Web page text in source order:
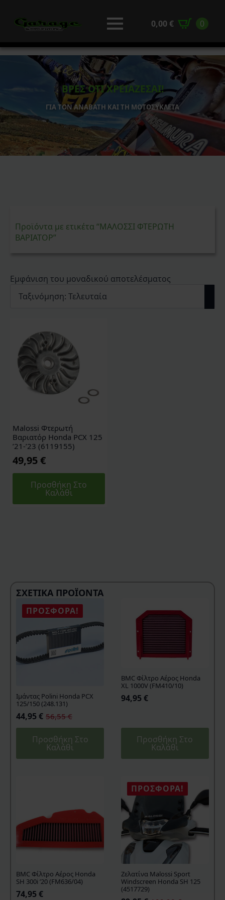
0,00 € 0
ΒΡΕΣ ΟΤΙ ΧΡΕΙΑΖΕΣΑΙ!
ΓΙΑ ΤΟΝ ΑΝΑΒΑΤΗ ΚΑΙ ΤΗ ΜΟΤΟΣΥΚΛΕΤΑ
Προϊόντα με ετικέτα “ΜΑΛΟΣΣΙ ΦΤΕΡΩΤΗ
ΒΑΡΙΑΤΟΡ”
Εμφάνιση του μοναδικού αποτελέσματος
Malossi Φτερωτή
Βαριατόρ Honda PCX 125
’21-’23 (6119155)
49,95 €
Προσθήκη Στο
Καλάθι
ΣΧΕΤΙΚΆ ΠΡΟΪΌΝΤΑ
ΠΡΟΣΦΟΡΆ!
Ιμάντας Polini Honda PCX
125/150 (248.131)
56,55€
Original
price
was:
44,95 €
Η
τρέχουσα
τιμή
44,95 €.
Προσθήκη Στο
Καλάθι
BMC Φίλτρο Αέρος Honda
XL 1000V (FM410/10)
94,95 €
Προσθήκη Στο
Καλάθι
BMC Φίλτρο Αέρος Honda
SH 300i ’20 (FM636/04)
74,95 €
ΠΡΟΣΦΟΡΆ!
Ζελατίνα Malossi Sport
Windscreen Honda SH 125
(4517729)